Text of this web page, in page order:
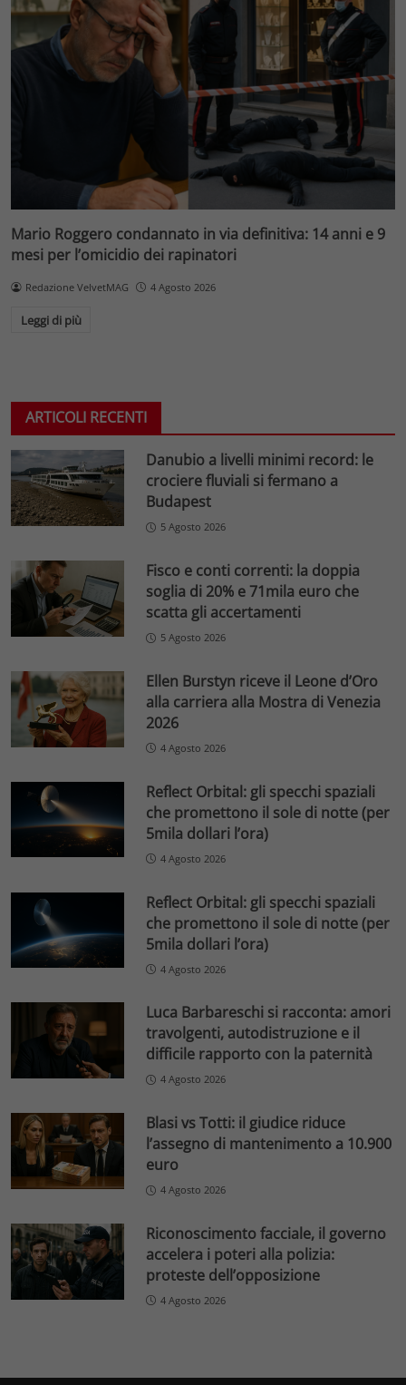
Mario Roggero condannato in via definitiva: 14 anni e 9
mesi per l’omicidio dei rapinatori
Redazione VelvetMAG 4 Agosto 2026
Leggi di più
ARTICOLI RECENTI
Danubio a livelli minimi record: le
crociere fluviali si fermano a
Budapest
5 Agosto 2026
Fisco e conti correnti: la doppia
soglia di 20% e 71mila euro che
scatta gli accertamenti
5 Agosto 2026
Ellen Burstyn riceve il Leone d’Oro
alla carriera alla Mostra di Venezia
2026
4 Agosto 2026
Reflect Orbital: gli specchi spaziali
che promettono il sole di notte (per
5mila dollari l’ora)
4 Agosto 2026
Reflect Orbital: gli specchi spaziali
che promettono il sole di notte (per
5mila dollari l’ora)
4 Agosto 2026
Luca Barbareschi si racconta: amori
travolgenti, autodistruzione e il
difficile rapporto con la paternità
4 Agosto 2026
Blasi vs Totti: il giudice riduce
l’assegno di mantenimento a 10.900
euro
4 Agosto 2026
Riconoscimento facciale, il governo
accelera i poteri alla polizia:
proteste dell’opposizione
4 Agosto 2026